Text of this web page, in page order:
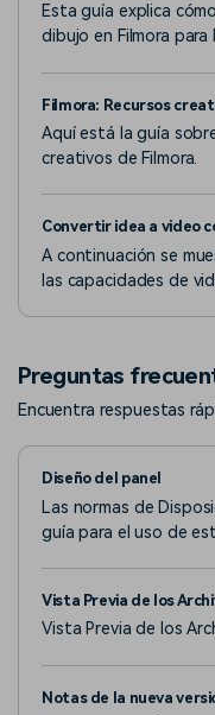
Esta guía explica
dibujo en Filmora para
Filmora: Recursos
Aquí está la guía
creativos de Filmora.
Convertir idea a video
A continuación se
las capacidades de
Preguntas
Encuentra respuestas
Diseño del panel
Las normas de
guía para el uso de
Vista Previa de los
Vista Previa de los
Notas de la nueva